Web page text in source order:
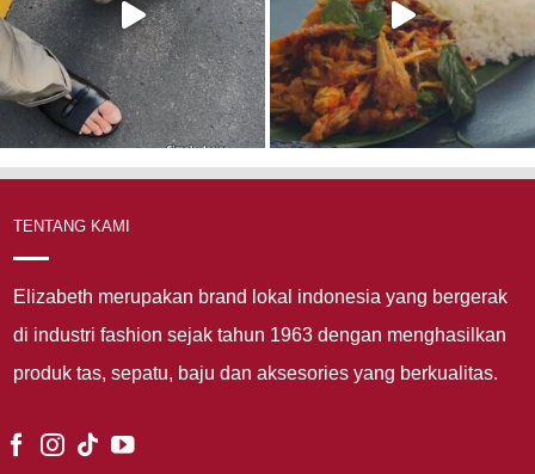
TENTANG KAMI
Elizabeth merupakan brand lokal indonesia yang bergerak
di industri fashion sejak tahun 1963 dengan menghasilkan
produk tas, sepatu, baju dan aksesories yang berkualitas.